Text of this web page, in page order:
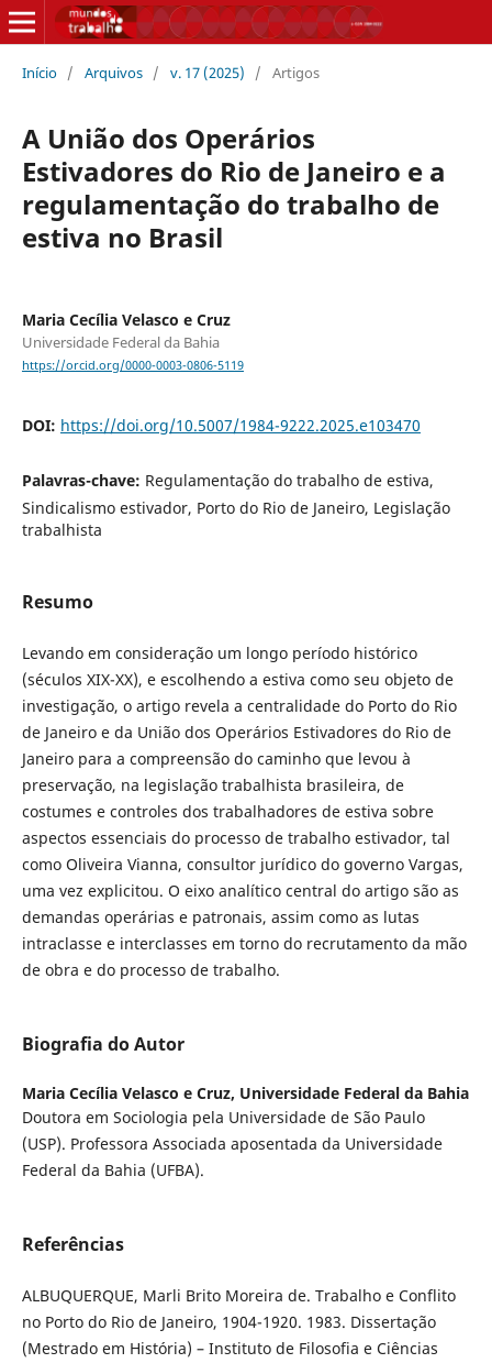
Início / Arquivos / v. 17 (2025) / Artigos
A União dos Operários
Estivadores do Rio de Janeiro e a
regulamentação do trabalho de
estiva no Brasil
Maria Cecília Velasco e Cruz
Universidade Federal da Bahia
https://orcid.org/0000-0003-0806-5119
DOI: https://doi.org/10.5007/1984-9222.2025.e103470
Palavras-chave: Regulamentação do trabalho de estiva,
Sindicalismo estivador, Porto do Rio de Janeiro, Legislação
trabalhista
Resumo
Levando em consideração um longo período histórico
(séculos XIX-XX), e escolhendo a estiva como seu objeto de
investigação, o artigo revela a centralidade do Porto do Rio
de Janeiro e da União dos Operários Estivadores do Rio de
Janeiro para a compreensão do caminho que levou à
preservação, na legislação trabalhista brasileira, de
costumes e controles dos trabalhadores de estiva sobre
aspectos essenciais do processo de trabalho estivador, tal
como Oliveira Vianna, consultor jurídico do governo Vargas,
uma vez explicitou. O eixo analítico central do artigo são as
demandas operárias e patronais, assim como as lutas
intraclasse e interclasses em torno do recrutamento da mão
de obra e do processo de trabalho.
Biografia do Autor
Maria Cecília Velasco e Cruz, Universidade Federal da Bahia
Doutora em Sociologia pela Universidade de São Paulo
(USP). Professora Associada aposentada da Universidade
Federal da Bahia (UFBA).
Referências
ALBUQUERQUE, Marli Brito Moreira de. Trabalho e Conflito
no Porto do Rio de Janeiro, 1904-1920. 1983. Dissertação
(Mestrado em História) – Instituto de Filosofia e Ciências